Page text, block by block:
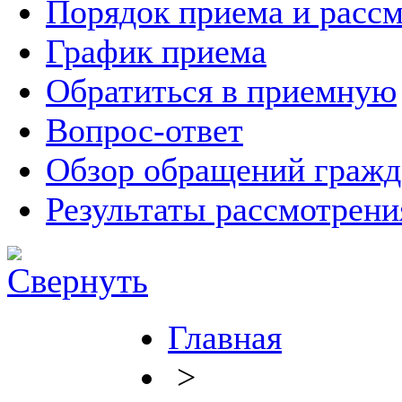
Порядок приема и
График приема
Обратиться в приемную
Вопрос-ответ
Обзор обращений
Результаты
Главная
>